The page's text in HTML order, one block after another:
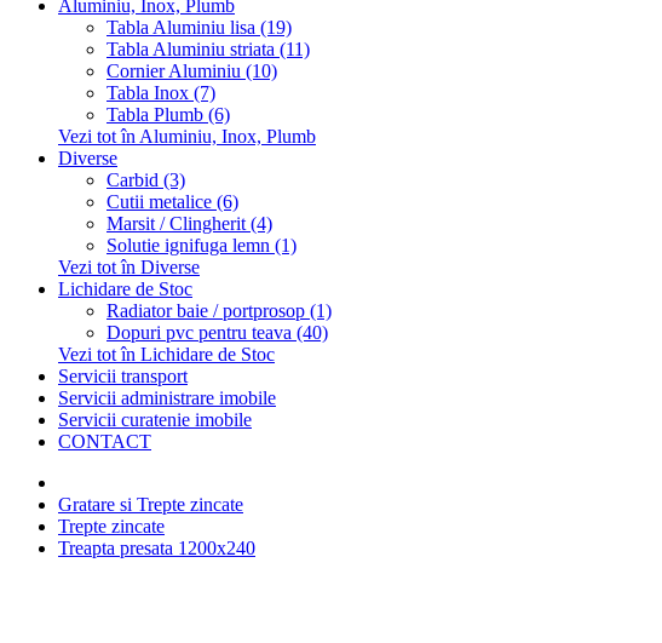
Aluminiu, Inox, Plumb
Tabla Aluminiu lisa (19)
Tabla Aluminiu striata (11)
Cornier Aluminiu (10)
Tabla Inox (7)
Tabla Plumb (6)
Vezi tot în Aluminiu, Inox, Plumb
Diverse
Carbid (3)
Cutii metalice (6)
Marsit / Clingherit (4)
Solutie ignifuga lemn (1)
Vezi tot în Diverse
Lichidare de Stoc
Radiator baie / portprosop (1)
Dopuri pvc pentru teava (40)
Vezi tot în Lichidare de Stoc
Servicii transport
Servicii administrare imobile
Servicii curatenie imobile
CONTACT
Gratare si Trepte zincate
Trepte zincate
Treapta presata 1200x240